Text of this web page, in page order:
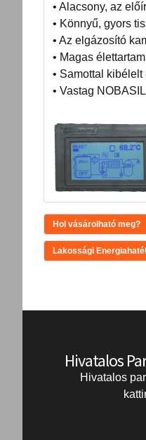
• Alacsony, az
• Könnyű, gyors
• Az elgázosító
• Magas
• Samottal
• Vastag
Hol vásárolható meg?
Lakossági
Hivatalos
Hivatalos